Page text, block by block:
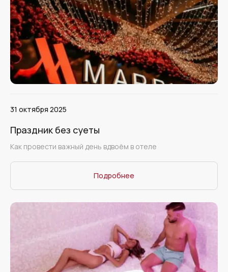
31 октября 2025
Праздник без суеты
Как провести важный день вдвоём в отеле
Подробнее